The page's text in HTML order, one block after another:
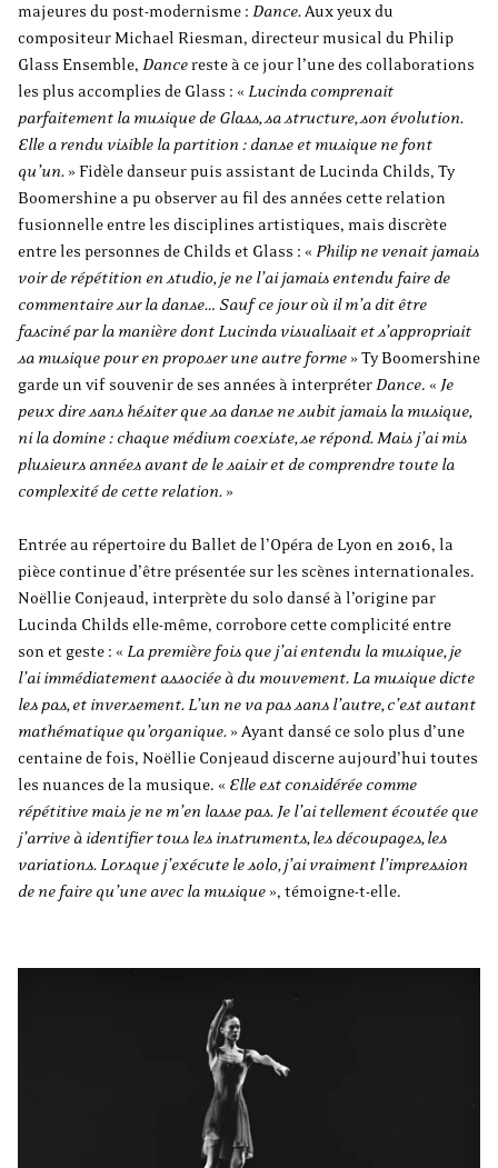
majeures du post-modernisme : Dance.Aux yeux du
compositeur Michael Riesman, directeur musical du Philip
Glass Ensemble, Dancereste à ce jour l’une des collaborations
les plus accomplies de Glass : « Lucinda comprenait
parfaitement la musique de Glass, sa structure, son évolution.
Elle a rendu visible la partition : danse et musique ne font
qu’un. » Fidèle danseur puis assistant de Lucinda Childs, Ty
Boomershine a pu observer au fil des années cette relation
fusionnelle entre les disciplines artistiques, mais discrète
entre les personnes de Childs et Glass : « Philip ne venait jamais
voir de répétition en studio, je ne l’ai jamais entendu faire de
commentaire sur la danse… Sauf ce jour où il m’a dit être
fasciné par la manière dont Lucinda visualisait et s’appropriait
sa musique pour en proposer une autre forme » Ty Boomershine
garde un vif souvenir de ses années à interpréterDance. « Je
peux dire sans hésiter que sa danse ne subit jamais la musique,
ni la domine : chaque médium coexiste, se répond. Mais j’ai mis
plusieurs années avant de le saisir et de comprendre toute la
complexité de cette relation. »
Entrée au répertoire du Ballet de l’Opéra de Lyon en 2016, la
pièce continue d’être présentée sur les scènes internationales.
Noëllie Conjeaud, interprète du solo dansé à l’origine par
Lucinda Childs elle-même, corrobore cette complicité entre
son et geste : « La première fois que j’ai entendu la musique, je
l’ai immédiatement associée à du mouvement. La musique dicte
les pas, et inversement. L’un ne va pas sans l’autre, c’est autant
mathématique qu’organique. » Ayant dansé ce solo plus d’une
centaine de fois, Noëllie Conjeaud discerne aujourd’hui toutes
les nuances de la musique. « Elle est considérée comme
répétitive mais je ne m’en lasse pas. Je l’ai tellement écoutée que
j’arrive à identifier tous les instruments, les découpages, les
variations. Lorsque j’exécute le solo, j’ai vraiment l’impression
de ne faire qu’une avec la musique », témoigne-t-elle.